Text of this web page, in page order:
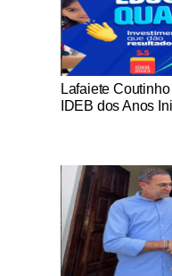
Notícias Católicas
Lafaiete
IDEB dos Anos